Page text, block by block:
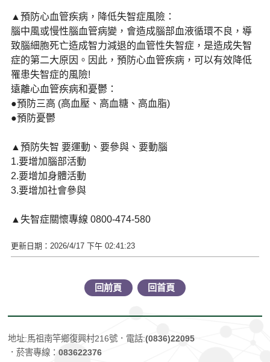
▲預防心血管疾病，降低失智症風險：
腦中風或慢性腦血管病變，會造成腦部血液循環不良，導
致腦細胞死亡造成智力減退的血管性失智症，是造成失智
症的第二大原因。因此，預防心血管疾病，可以有效降低
罹患失智症的風險!
遠離心血管疾病和憂鬱：
●預防三高 (高血壓、高血糖、高血脂)
●預防憂鬱
▲預防失智 要運動、要參與、要動腦
1.要增加腦部活動
2.要增加身體活動
3.要增加社會參與
▲失智症關懷專線 0800-474-580
更新日期：2026/4/17 下午 02:41:23
回前頁 回首頁
地址:馬祖南竿鄉復興村216號 ．電話:(0836)22095
．菸害專線：083622376